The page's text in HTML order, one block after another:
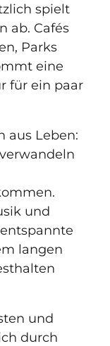
spielt
ab. Cafés
Parks
eine
für ein paar
aus Leben:
und
langen
und
durch